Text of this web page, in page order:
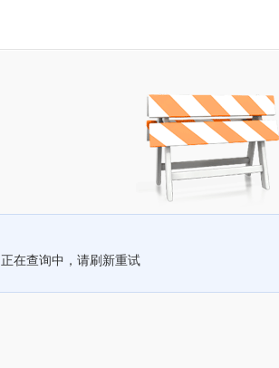
正在查询中，请刷新重试